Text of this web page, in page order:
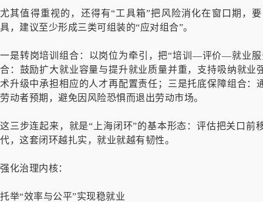
尤其值得重视的，还得有“工具箱”把风险消化在窗口期，
具，建议至少形成三类可组装的“应对组合”。
一是转岗培训组合：以岗位为牵引，把“培训—评价—就业
合：鼓励扩大就业容量与提升就业质量并重，支持吸纳就
术升级中承担相应的人才再配置责任；三是托底保障组合
劳动者预期，避免因风险恐惧而退出劳动市场。
这三步连起来，就是“上海闭环”的基本形态：评估把关口
代，这套闭环越扎实，就业就越有韧性。
强化治理内核：
托举“效率与公平”实现稳就业